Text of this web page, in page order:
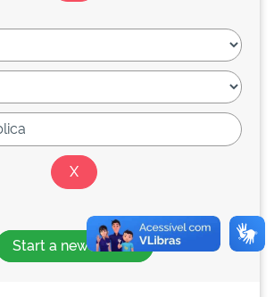
Start a new search